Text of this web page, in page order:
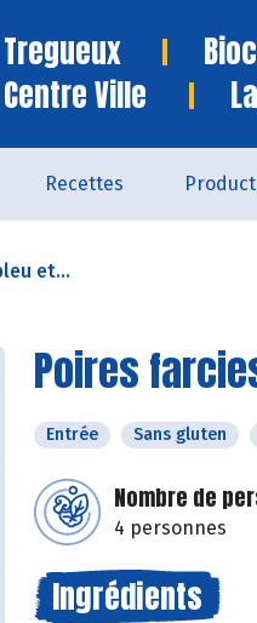
Ville
Recettes
et...
Poires
Entrée Sans gluten
Nombre de
4 personnes
Ingrédients